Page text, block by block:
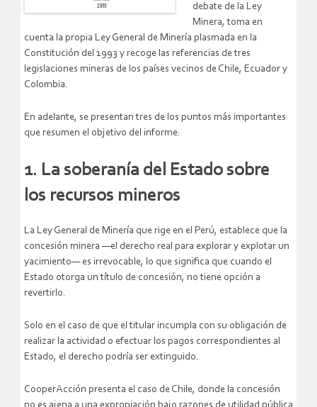
debate de la Ley
Minera, toma en
cuenta la propia Ley General de Minería plasmada en la
Constitución del 1993 y recoge las referencias de tres
legislaciones mineras de los países vecinos de Chile, Ecuador y
Colombia.
En adelante, se presentan tres de los puntos más importantes
que resumen el objetivo del informe:
1. La soberanía del Estado sobre
los recursos mineros
La Ley General de Minería que rige en el Perú, establece que la
concesión minera —el derecho real para explorar y explotar un
yacimiento— es irrevocable, lo que significa que cuando el
Estado otorga un título de concesión, no tiene opción a
revertirlo.
Solo en el caso de que el titular incumpla con su obligación de
realizar la actividad o efectuar los pagos correspondientes al
Estado, el derecho podría ser extinguido.
CooperAcción presenta el caso de Chile, donde la concesión